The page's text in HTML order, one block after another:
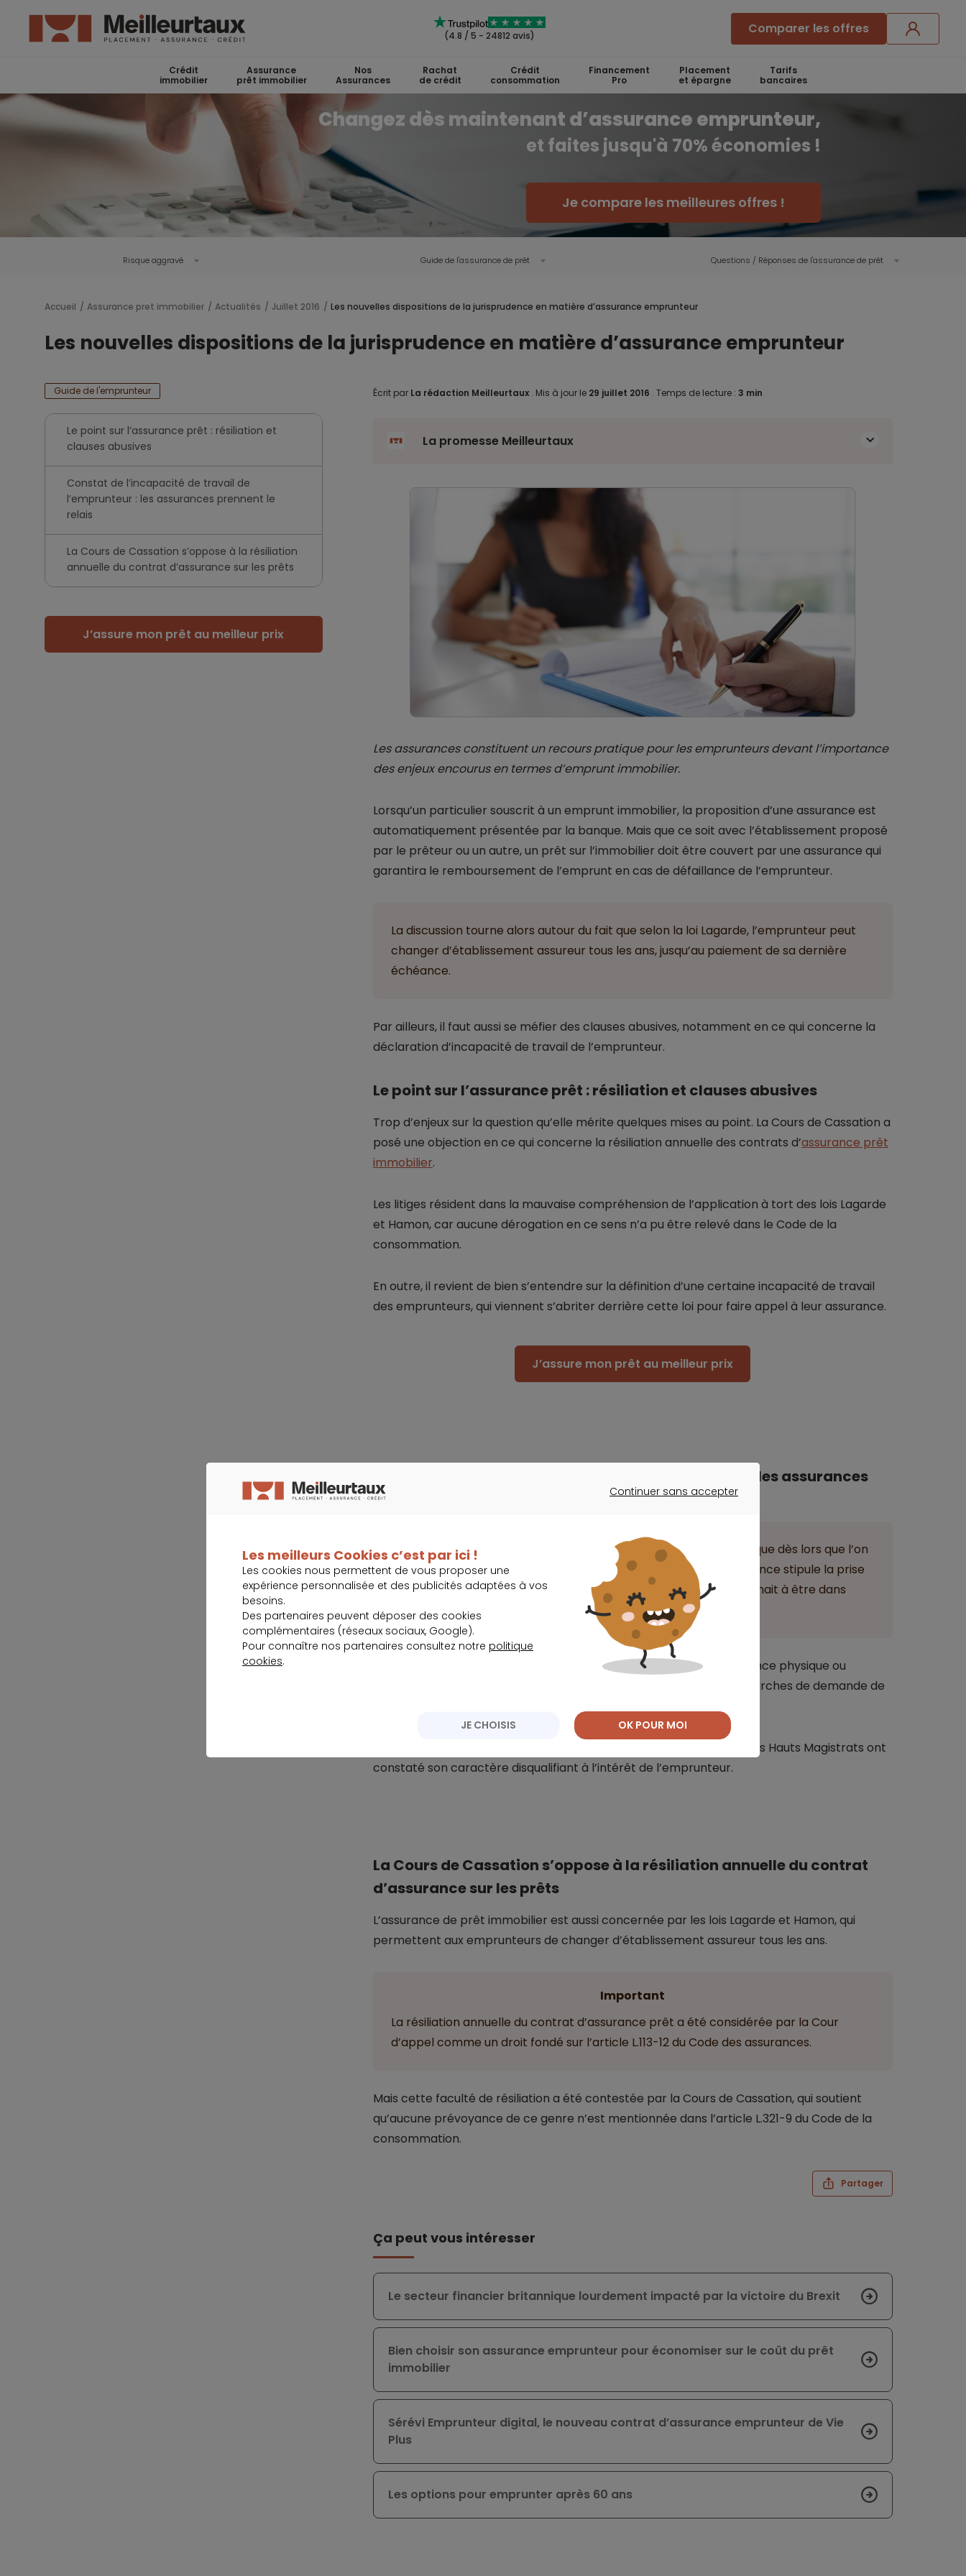
(4.8 / 5 - 24812 avis) Comparer les offres
Crédit
immobilier
Assurance
prêt immobilier
Nos
Assurances
Rachat
de crédit
Crédit
consommation
Financement
Pro
Placement
et épargne
Tarifs
bancaires
Changez dès maintenant d’assurance emprunteur,
et faites jusqu'à 70% économies !
Je compare les meilleures offres !
Risque aggravé Guide de l'assurance de prêt Questions / Réponses de l'assurance de prêt
Accueil Assurance pret immobilier Actualités Juillet 2016 Les nouvelles dispositions de la jurisprudence en matière d’assurance emprunteur
Les nouvelles dispositions de la jurisprudence en matière d’assurance emprunteur
Guide de l'emprunteur
Le point sur l’assurance prêt : résiliation et
clauses abusives
Constat de l’incapacité de travail de
l’emprunteur : les assurances prennent le
relais
La Cours de Cassation s’oppose à la résiliation
annuelle du contrat d’assurance sur les prêts
J’assure mon prêt au meilleur prix
Écrit par La rédaction Meilleurtaux . Mis à jour le 29 juillet 2016 . Temps de lecture : 3 min
La promesse Meilleurtaux
Les assurances constituent un recours pratique pour les emprunteurs devant l’importance
des enjeux encourus en termes d’emprunt immobilier.
Lorsqu’un particulier souscrit à un emprunt immobilier, la proposition d’une assurance est
automatiquement présentée par la banque. Mais que ce soit avec l’établissement proposé
par le prêteur ou un autre, un prêt sur l’immobilier doit être couvert par une assurance qui
garantira le remboursement de l’emprunt en cas de défaillance de l’emprunteur.
La discussion tourne alors autour du fait que selon la loi Lagarde, l’emprunteur peut
changer d’établissement assureur tous les ans, jusqu’au paiement de sa dernière
échéance.
Par ailleurs, il faut aussi se méfier des clauses abusives, notamment en ce qui concerne la
déclaration d’incapacité de travail de l’emprunteur.
Le point sur l’assurance prêt : résiliation et clauses abusives
Trop d’enjeux sur la question qu’elle mérite quelques mises au point. La Cours de Cassation a
posé une objection en ce qui concerne la résiliation annuelle des contrats d’assurance prêt
immobilier.
Les litiges résident dans la mauvaise compréhension de l’application à tort des lois Lagarde
et Hamon, car aucune dérogation en ce sens n’a pu être relevé dans le Code de la
consommation.
En outre, il revient de bien s’entendre sur la définition d’une certaine incapacité de travail
des emprunteurs, qui viennent s’abriter derrière cette loi pour faire appel à leur assurance.
J’assure mon prêt au meilleur prix
Constat de l’incapacité de travail de l’emprunteur : les assurances
prennent le relais
La souscription à une assurance de prêt immobilier est automatique dès lors que l’on
contracte un emprunt auprès d’une banque. Ce contrat d’assurance stipule la prise
en charge du remboursement des échéances si l’emprunteur venait à être dans
l’incapacité de recouvrir ses dettes.
Le constat d’un état d’incapacité de travail qui résulte d’une défaillance physique ou
mentale du souscripteur permet à la banque d’enclencher les démarches de demande de
Mais les clauses de ce contrat semblent un peu trop évasives, que les Hauts Magistrats ont
constaté son caractère disqualifiant à l’intérêt de l’emprunteur.
La Cours de Cassation s’oppose à la résiliation annuelle du contrat
d’assurance sur les prêts
L’assurance de prêt immobilier est aussi concernée par les lois Lagarde et Hamon, qui
permettent aux emprunteurs de changer d’établissement assureur tous les ans.
Important
La résiliation annuelle du contrat d’assurance prêt a été considérée par la Cour
d’appel comme un droit fondé sur l’article L.113-12 du Code des assurances.
Mais cette faculté de résiliation a été contestée par la Cours de Cassation, qui soutient
qu’aucune prévoyance de ce genre n’est mentionnée dans l’article L.321-9 du Code de la
consommation.
Partager
Ça peut vous intéresser
Le secteur financier britannique lourdement impacté par la victoire du Brexit
Bien choisir son assurance emprunteur pour économiser sur le coût du prêt
immobilier
Sérévi Emprunteur digital, le nouveau contrat d’assurance emprunteur de Vie
Plus
Les options pour emprunter après 60 ans
Continuer sans accepter
Les meilleurs Cookies c’est par ici !
Les cookies nous permettent de vous proposer une
expérience personnalisée et des publicités adaptées à vos
besoins.
Des partenaires peuvent déposer des cookies
complémentaires (réseaux sociaux, Google).
Pour connaître nos partenaires consultez notre politique
cookies.
JE CHOISIS OK POUR MOI